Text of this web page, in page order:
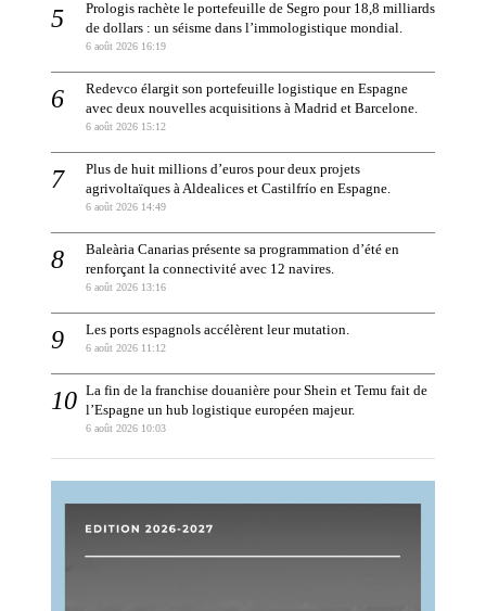
Prologis rachète le portefeuille de Segro pour 18,8 milliards
de dollars : un séisme dans l’immologistique mondial.
6 août 2026 16:19
Redevco élargit son portefeuille logistique en Espagne
avec deux nouvelles acquisitions à Madrid et Barcelone.
6 août 2026 15:12
Plus de huit millions d’euros pour deux projets
agrivoltaïques à Aldealices et Castilfrío en Espagne.
6 août 2026 14:49
Baleària Canarias présente sa programmation d’été en
renforçant la connectivité avec 12 navires.
6 août 2026 13:16
Les ports espagnols accélèrent leur mutation.
6 août 2026 11:12
La fin de la franchise douanière pour Shein et Temu fait de
l’Espagne un hub logistique européen majeur.
6 août 2026 10:03